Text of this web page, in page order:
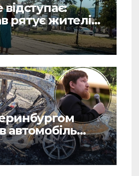
рятує жителів
спеки
автомобіль
дронів “Упир”